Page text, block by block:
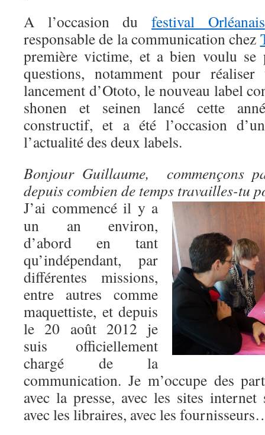
A l’occasion du festival Orléanais
responsable de la communication chez
première victime, et a bien voulu
questions, notamment pour
lancement d’Ototo, le nouveau label
shonen et seinen lancé cette
constructif, et a été l’occasion
l’actualité des deux labels.
Bonjour Guillaume, commençons
depuis combien de temps travailles-tu
J’ai commencé il y a
un an environ,
d’abord en tant
qu’indépendant, par
différentes missions,
entre autres comme
maquettiste, et depuis
le 20 août 2012 je
suis officiellement
chargé de la
communication. Je m’occupe des
avec la presse, avec les sites internet
avec les libraires, avec les